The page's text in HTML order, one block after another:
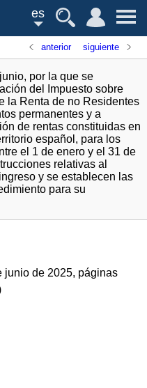
es
anterior siguiente
por la que se
del Impuesto sobre
la Renta de no Residentes
permanentes y a
de rentas constituidas en
español, para los
el 1 de enero y el 31 de
relativas al
y se establecen las
para su
junio de 2025, páginas